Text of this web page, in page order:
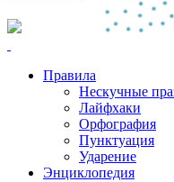
Правила
Нескучные
Лайфхаки
Орфография
Пунктуация
Ударение
Энциклопедия